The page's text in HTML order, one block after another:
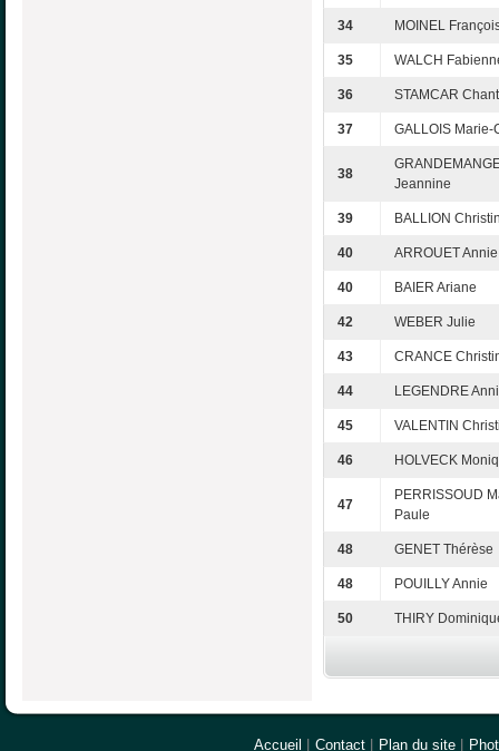
34 MOINEL
35 WALCH
36 STAMCAR
37 GALLOIS Marie-
38
Jeannine
39 BALLION
40 ARROUET Annie
40 BAIER Ariane
42 WEBER Julie
43 CRANCE
44 LEGENDRE
45 VALENTIN
46 HOLVECK
47
PERRISSOUD
Paule
48 GENET Thérèse
48 POUILLY Annie
50 THIRY
Accueil Contact Plan du site